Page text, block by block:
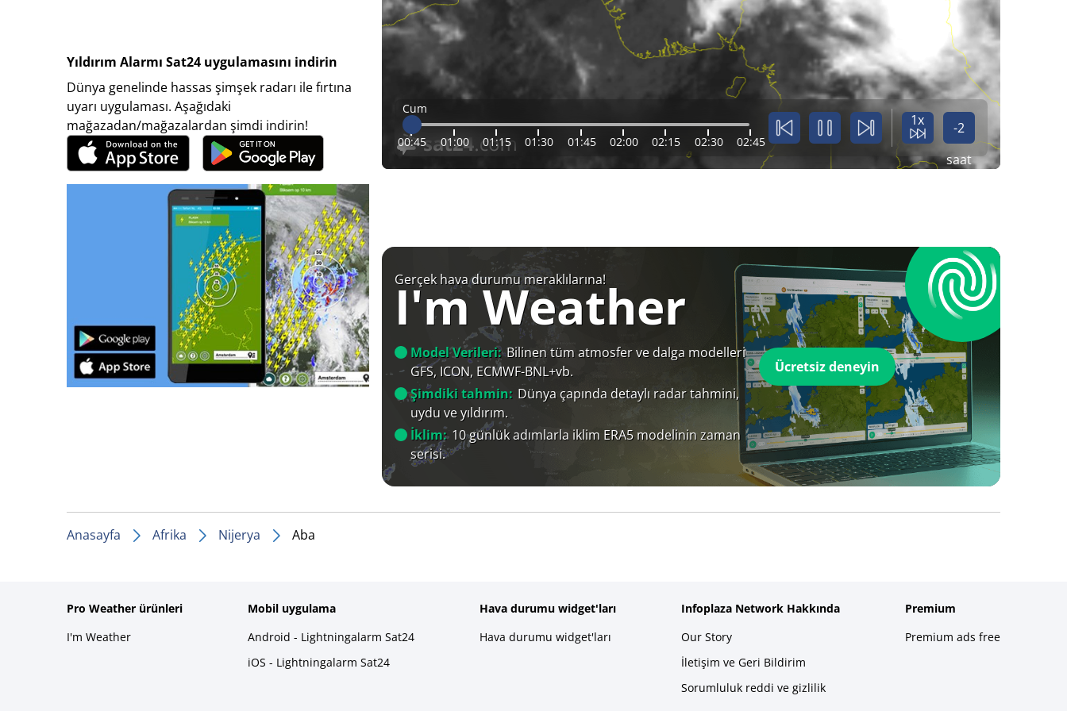
Yıldırım Alarmı Sat24 uygulamasını indirin
Dünya genelinde hassas şimşek radarı ile fırtına
uyarı uygulaması. Aşağıdaki
mağazadan/mağazalardan şimdi indirin!
Cum
00:45 01:00 01:15 01:30 01:45 02:00 02:15 02:30 02:45
1x
-2
saat
Gerçek hava durumu meraklılarına!
I'm Weather
Model Verileri: Bilinen tüm atmosfer ve dalga modelleri
GFS, ICON, ECMWF-BNL+vb.
Şimdiki tahmin: Dünya çapında detaylı radar tahmini,
uydu ve yıldırım.
İklim: 10 günlük adımlarla iklim ERA5 modelinin zaman
serisi.
Ücretsiz deneyin
Anasayfa Afrika Nijerya Aba
Pro Weather ürünleri
I'm Weather
Mobil uygulama
Android - Lightningalarm Sat24
iOS - Lightningalarm Sat24
Hava durumu widget'ları
Hava durumu widget'ları
Infoplaza Network Hakkında
Our Story
İletişim ve Geri Bildirim
Sorumluluk reddi ve gizlilik
Premium
Premium ads free